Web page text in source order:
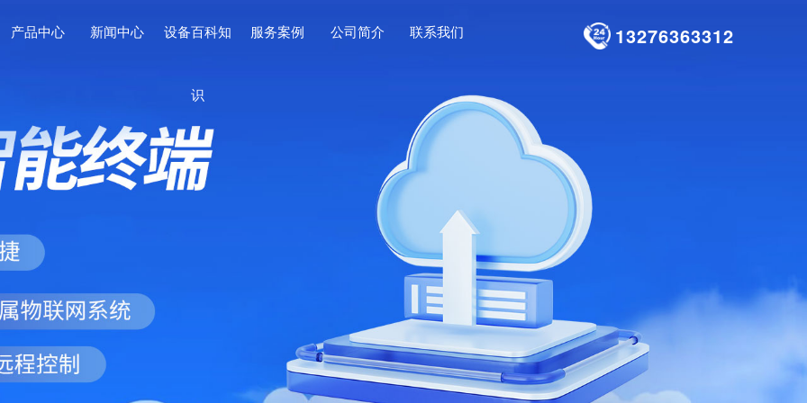
13276363312
产品中心 新闻中心 设备百科知
识
服务案例 公司简介 联系我们